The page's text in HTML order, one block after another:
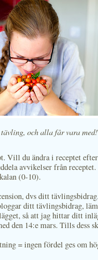
och alla får vara med!
Vill du ändra i receptet
avvikelser från receptet.
(0-10).
dvs ditt
ditt tävlingsbidrag,
så att jag hittar ditt
den 14:e mars. Tills dess
= ingen fördel ges om